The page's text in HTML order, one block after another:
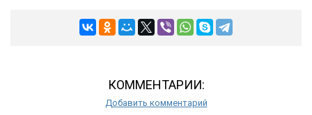
КОММЕНТАРИИ:
Добавить комментарий